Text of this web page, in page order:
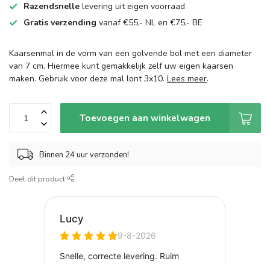
Razendsnelle levering uit eigen voorraad
Gratis verzending vanaf €55,- NL en €75,- BE
Kaarsenmal in de vorm van een golvende bol met een diameter
van 7 cm. Hiermee kunt gemakkelijk zelf uw eigen kaarsen
maken. Gebruik voor deze mal lont 3x10. Lees meer.
Toevoegen aan winkelwagen
Binnen 24 uur verzonden!
Deel dit product